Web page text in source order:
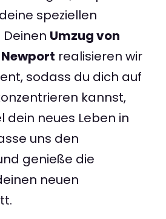
speziellen
Deinen Umzug von
realisieren wir
sodass du dich auf
kannst,
dein neues Leben in
uns den
genieße die
neuen